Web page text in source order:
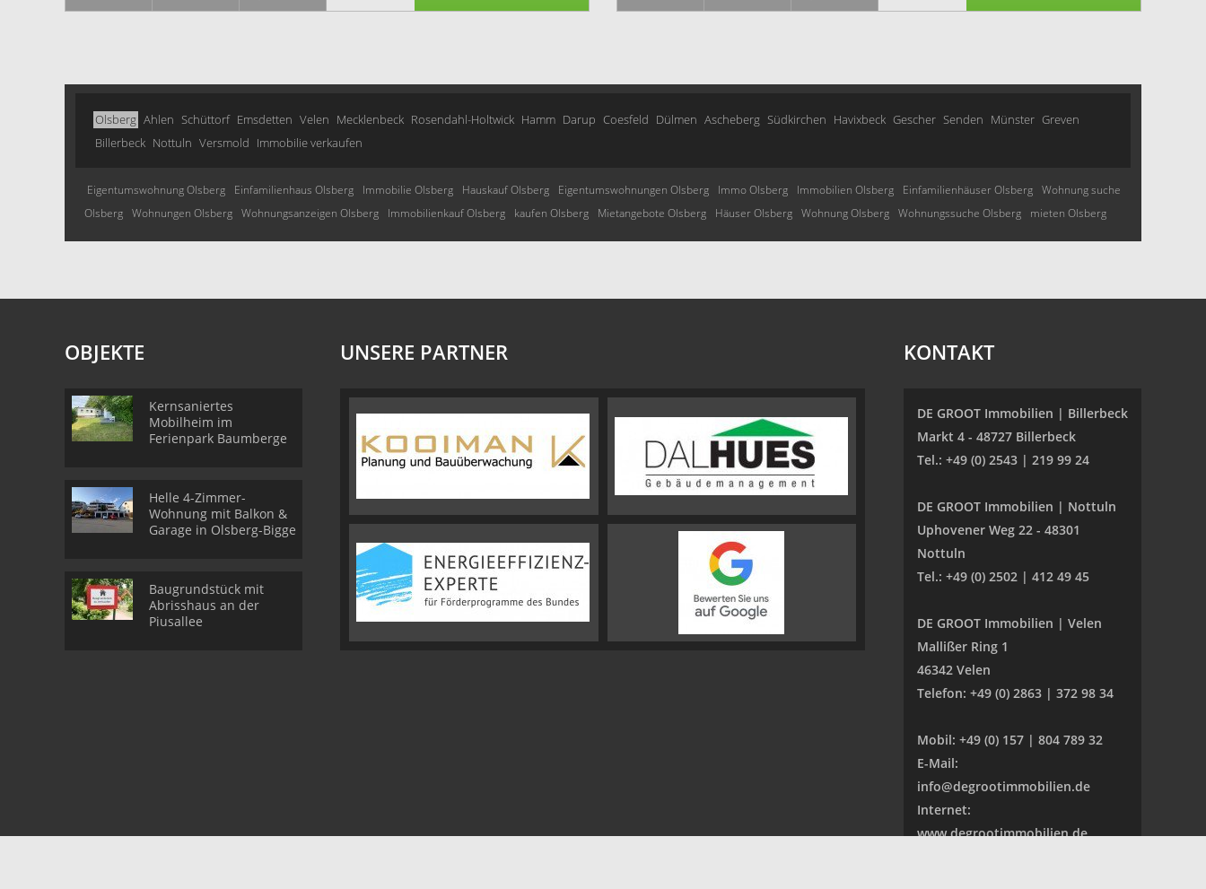
Olsberg Ahlen Schüttorf Emsdetten Velen Mecklenbeck Rosendahl-Holtwick Hamm Darup Coesfeld Dülmen Ascheberg Südkirchen Havixbeck Gescher Senden Münster Greven
Billerbeck Nottuln Versmold Immobilie verkaufen
Eigentumswohnung Olsberg Einfamilienhaus Olsberg Immobilie Olsberg Hauskauf Olsberg Eigentumswohnungen Olsberg Immo Olsberg Immobilien Olsberg Einfamilienhäuser Olsberg Wohnung suche
Olsberg Wohnungen Olsberg Wohnungsanzeigen Olsberg Immobilienkauf Olsberg kaufen Olsberg Mietangebote Olsberg Häuser Olsberg Wohnung Olsberg Wohnungssuche Olsberg mieten Olsberg
OBJEKTE
Kernsaniertes
Mobilheim im
Ferienpark Baumberge
Helle 4-Zimmer-
Wohnung mit Balkon &
Garage in Olsberg-Bigge
Baugrundstück mit
Abrisshaus an der
Piusallee
UNSERE PARTNER KONTAKT
DE GROOT Immobilien | Billerbeck
Markt 4 - 48727 Billerbeck
Tel.: +49 (0) 2543 | 219 99 24
DE GROOT Immobilien | Nottuln
Uphovener Weg 22 - 48301
Nottuln
Tel.: +49 (0) 2502 | 412 49 45
DE GROOT Immobilien | Velen
Mallißer Ring 1
46342 Velen
Telefon: +49 (0) 2863 | 372 98 34
Mobil: +49 (0) 157 | 804 789 32
E-Mail:
info@degrootimmobilien.de
Internet:
www.degrootimmobilien.de